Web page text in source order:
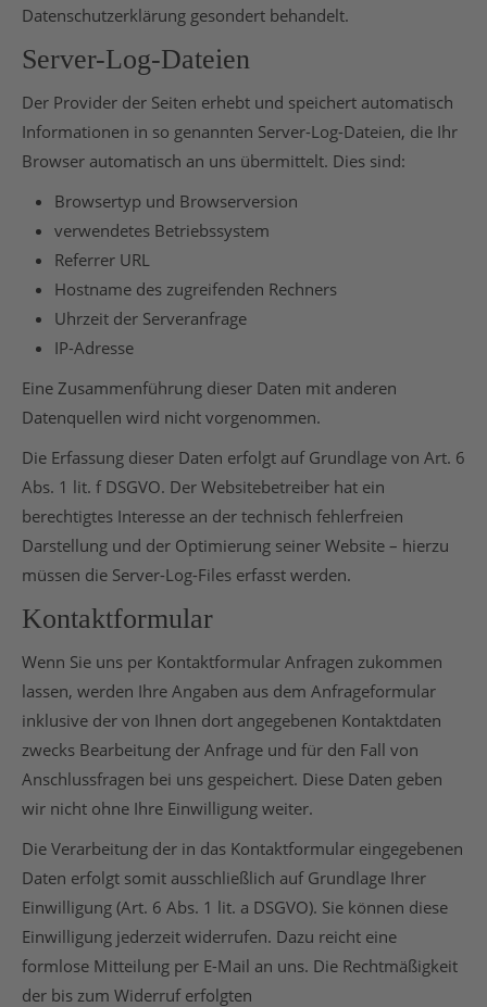
Datenschutzerklärung gesondert behandelt.
Server-Log-Dateien
Der Provider der Seiten erhebt und speichert automatisch
Informationen in so genannten Server-Log-Dateien, die Ihr
Browser automatisch an uns übermittelt. Dies sind:
Browsertyp und Browserversion
verwendetes Betriebssystem
Referrer URL
Hostname des zugreifenden Rechners
Uhrzeit der Serveranfrage
IP-Adresse
Eine Zusammenführung dieser Daten mit anderen
Datenquellen wird nicht vorgenommen.
Die Erfassung dieser Daten erfolgt auf Grundlage von Art. 6
Abs. 1 lit. f DSGVO. Der Websitebetreiber hat ein
berechtigtes Interesse an der technisch fehlerfreien
Darstellung und der Optimierung seiner Website – hierzu
müssen die Server-Log-Files erfasst werden.
Kontaktformular
Wenn Sie uns per Kontaktformular Anfragen zukommen
lassen, werden Ihre Angaben aus dem Anfrageformular
inklusive der von Ihnen dort angegebenen Kontaktdaten
zwecks Bearbeitung der Anfrage und für den Fall von
Anschlussfragen bei uns gespeichert. Diese Daten geben
wir nicht ohne Ihre Einwilligung weiter.
Die Verarbeitung der in das Kontaktformular eingegebenen
Daten erfolgt somit ausschließlich auf Grundlage Ihrer
Einwilligung (Art. 6 Abs. 1 lit. a DSGVO). Sie können diese
Einwilligung jederzeit widerrufen. Dazu reicht eine
formlose Mitteilung per E-Mail an uns. Die Rechtmäßigkeit
der bis zum Widerruf erfolgten